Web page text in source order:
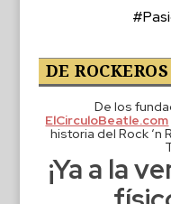
DE
De los
ElCirculoBeatle.com
historia del Rock ‘n
¡Ya a la